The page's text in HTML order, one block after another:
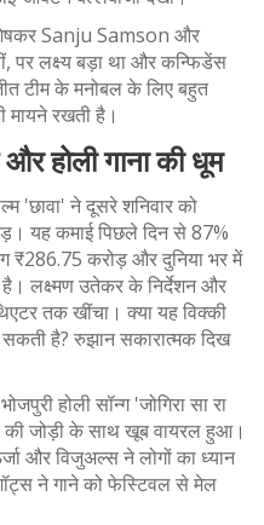
Sanju Samson और
पर लक्ष्य बड़ा था और कन्फिडेंस
टीम के मनोबल के लिए बहुत
मायने रखती है।
होली गाना की धूम
'छावा' ने दूसरे शनिवार को
यह कमाई पिछले दिन से 87%
₹286.75 करोड़ और दुनिया भर में
लक्ष्मण उतेकर के निर्देशन और
तक खींचा। क्या यह विक्की
है? रुझान सकारात्मक दिख
होली सॉन्ग 'जोगिरा सा रा
की जोड़ी के साथ खूब वायरल हुआ।
और विजुअल्स ने लोगों का ध्यान
ने गाने को फेस्टिवल से मेल